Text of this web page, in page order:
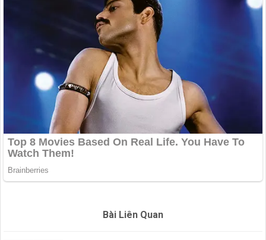
Bài Liên Quan